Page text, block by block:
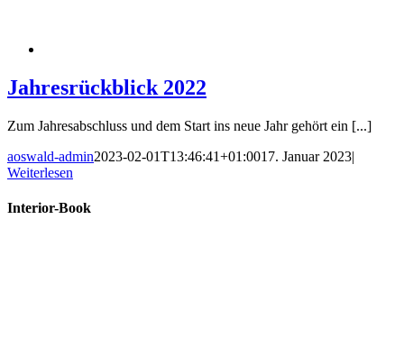
Jahresrückblick 2022
Zum Jahresabschluss und dem Start ins neue Jahr gehört ein [...]
aoswald-admin2023-02-01T13:46:41+01:0017. Januar 2023|
Weiterlesen
Interior-Book